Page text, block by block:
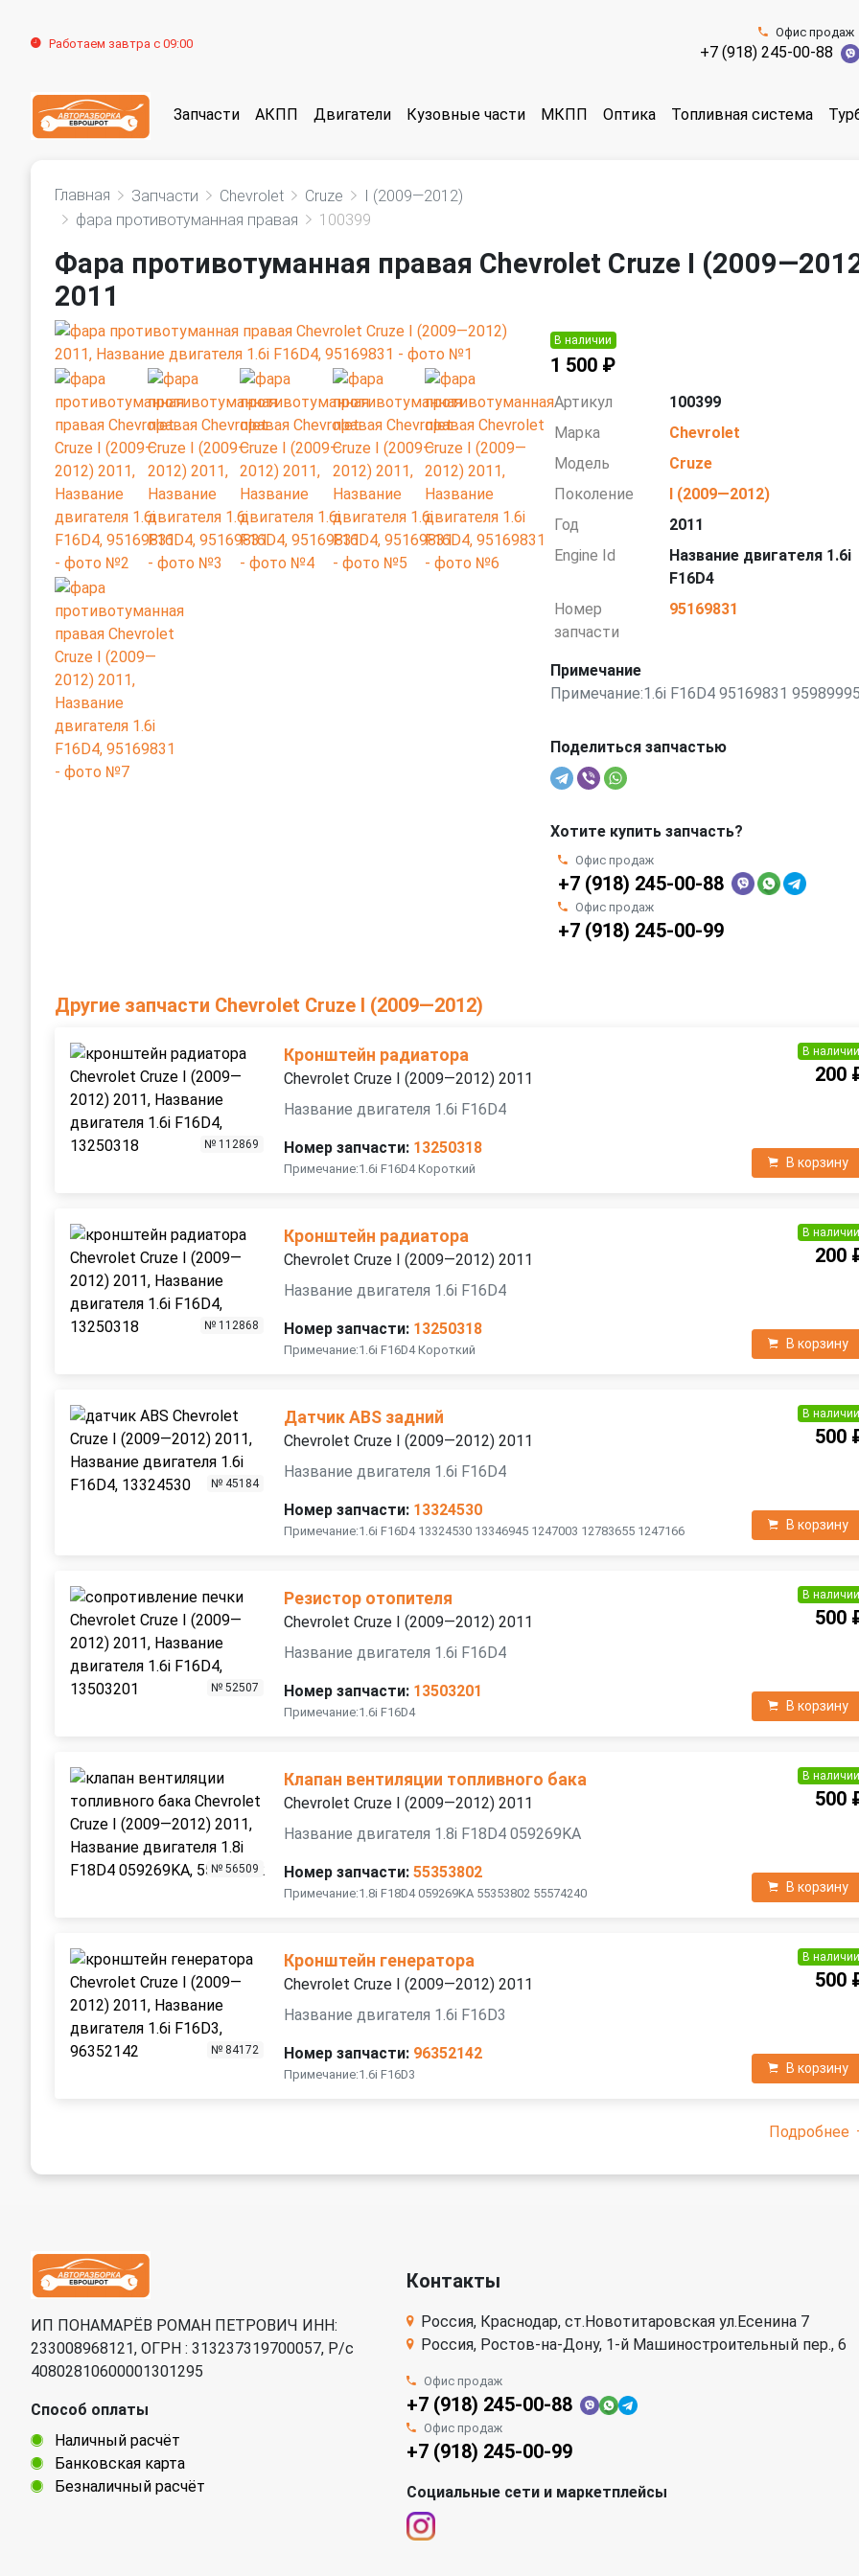
Работаем завтра с 09:00
Офис продаж
+7 (918) 245-00-88
Запчасти АКПП Двигатели Кузовные части МКПП Оптика Топливная система
Главная Запчасти Chevrolet Cruze
I (2009—2012)
фара противотуманная правая
100399
Фара противотуманная правая Chevrolet Cruze I
2011
В наличии
1 500 ₽
Артикул
100399
Марка
Chevrolet
Модель
Cruze
Поколение
I (2009—2012)
Год
2011
Engine Id
Название двигателя 1.6i
F16D4
Номер
запчасти
95169831
Примечание
Примечание:1.6i F16D4 95169831 95989995
Поделиться запчастью
Хотите купить запчасть?
Офис продаж
+7 (918) 245-00-88
Офис продаж
+7 (918) 245-00-99
Другие запчасти Chevrolet Cruze I (2009—2012)
№ 112869
Кронштейн радиатора
Chevrolet Cruze I (2009—2012) 2011
Название двигателя 1.6i F16D4
Номер запчасти: 13250318
Примечание:1.6i F16D4 Короткий
В наличии
200
В корзину
№ 112868
Кронштейн радиатора
Chevrolet Cruze I (2009—2012) 2011
Название двигателя 1.6i F16D4
Номер запчасти: 13250318
Примечание:1.6i F16D4 Короткий
В наличии
200
В корзину
№ 45184
Датчик ABS задний
Chevrolet Cruze I (2009—2012) 2011
Название двигателя 1.6i F16D4
Номер запчасти: 13324530
Примечание:1.6i F16D4 13324530 13346945 1247003 12783655 1247166
В наличии
500
В корзину
№ 52507
Резистор отопителя
Chevrolet Cruze I (2009—2012) 2011
Название двигателя 1.6i F16D4
Номер запчасти: 13503201
Примечание:1.6i F16D4
В наличии
500
В корзину
№ 56509
Клапан вентиляции топливного бака
Chevrolet Cruze I (2009—2012) 2011
Название двигателя 1.8i F18D4 059269KA
Номер запчасти: 55353802
Примечание:1.8i F18D4 059269KA 55353802 55574240
В наличии
500
В корзину
№ 84172
Кронштейн генератора
Chevrolet Cruze I (2009—2012) 2011
Название двигателя 1.6i F16D3
Номер запчасти: 96352142
Примечание:1.6i F16D3
В наличии
500
В корзину
Подробнее
ИП ПОНАМАРЁВ РОМАН ПЕТРОВИЧ ИНН:
233008968121, ОГРН : 313237319700057, Р/c
40802810600001301295
Способ оплаты
Наличный расчёт
Банковская карта
Безналичный расчёт
Контакты
Россия, Краснодар, ст.Новотитаровская ул.Есенина 7
Россия, Ростов-на-Дону, 1-й Машиностроительный пер., 6
Офис продаж
+7 (918) 245-00-88
Офис продаж
+7 (918) 245-00-99
Социальные сети и маркетплейсы